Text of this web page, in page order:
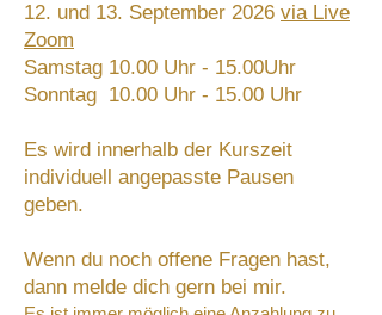
12. und 13. September 2026 via Live
Zoom
Samstag 10.00 Uhr - 15.00Uhr
Sonntag 10.00 Uhr - 15.00 Uhr
Es wird innerhalb der Kurszeit
individuell angepasste Pausen
geben.
Wenn du noch offene Fragen hast,
dann melde dich gern bei mir.